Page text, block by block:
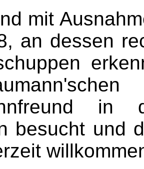
mit
an dessen
in
besucht und